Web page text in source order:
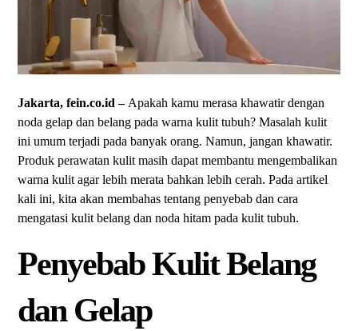
Jakarta, fein.co.id – Apakah kamu merasa khawatir dengan
noda gelap dan belang pada warna kulit tubuh? Masalah kulit
ini umum terjadi pada banyak orang. Namun, jangan khawatir.
Produk perawatan kulit masih dapat membantu mengembalikan
warna kulit agar lebih merata bahkan lebih cerah. Pada artikel
kali ini, kita akan membahas tentang penyebab dan cara
mengatasi kulit belang dan noda hitam pada kulit tubuh.
Penyebab Kulit Belang
dan Gelap